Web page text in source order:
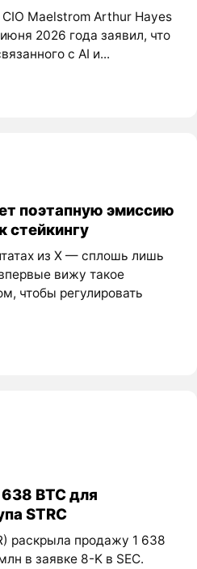
Maelstrom Arthur Hayes
2026 года заявил, что
с AI и...
поэтапную эмиссию
стейкингу
из X — сплошь лишь
вижу такое
чтобы регулировать
BTC для
STRC
раскрыла продажу 1 638
в заявке 8-K в SEC.